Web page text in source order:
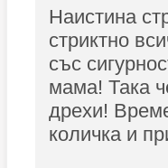
Наистина
стриктно
със
мама! Така
дрехи!
количка и